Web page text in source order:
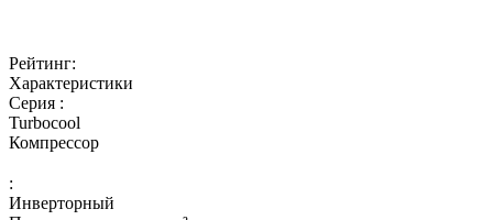
Рейтинг:
Характеристики
Серия :
Turbocool
Компрессор
:
Инверторный